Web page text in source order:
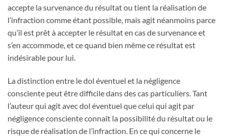
accepte la survenance du résultat ou tient la réalisation de
l’infraction comme étant possible, mais agit néanmoins parce
qu’il est prêt à accepter le résultat en cas de survenance et
s’en accommode, et ce quand bien même ce résultat est
indésirable pour lui.
La distinction entre le dol éventuel et la négligence
consciente peut être difficile dans des cas particuliers. Tant
l’auteur qui agit avec dol éventuel que celui qui agit par
négligence consciente connaît la possibilité du résultat ou le
risque de réalisation de l’infraction. En ce qui concerne le